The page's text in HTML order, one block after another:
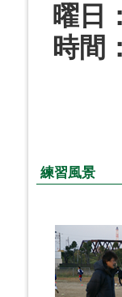
曜日
時間
練習風景